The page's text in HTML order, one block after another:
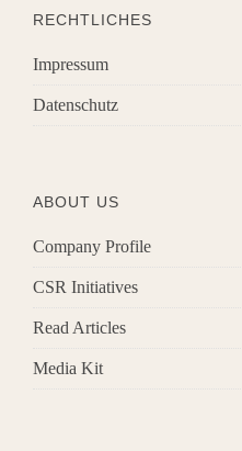
RECHTLICHES
Impressum
Datenschutz
ABOUT US
Company Profile
CSR Initiatives
Read Articles
Media Kit